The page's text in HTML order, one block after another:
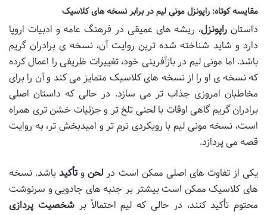
مقایسه کوتاه: راپونزل مونی لیم در برابر نسخه های کلاسیک
داستان راپونزل، ریشه های عمیقی در فرهنگ عامه و ادبیات اروپا
دارد و شاید شناخته شده ترین روایت آن، نسخه ی برادران گریم
باشد. اما مونی لیم در بازآفرینی خود، تغییرات ظریفی را اعمال کرده
که نسخه ی او را از نسخه های کلاسیک متمایز می کند و آن را برای
مخاطبان امروزی جذاب تر می سازد. در حالی که داستان اصلی
برادران گریم گاهی اوقات با لحنی تلخ تر و جزئیات خشن تری همراه
است، نسخه مونی لیم با رویکردی نرم تر و امیدبخش تر، به روایت
قصه می پردازد.
یکی از تفاوت های اصلی ممکن است در لحنوتأکیدباشد. نسخه
های کلاسیک ممکن است بیشتر بر جنبه های جادویی و سرنوشت
محتوم تأکید کنند، در حالی که لیم احتمالاً برشخصیت پردازی